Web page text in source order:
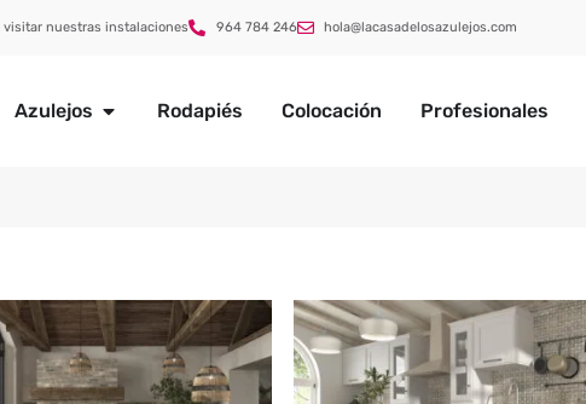
visitar nuestras instalaciones 964 784 246 hola@lacasadelosazulejos.com
Azulejos Rodapiés Colocación Profesionales